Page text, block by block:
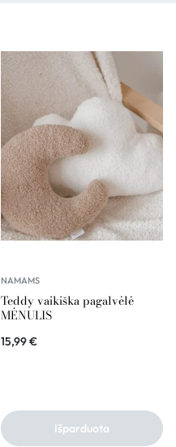
NAMAMS
Teddy vaikiška pagalvėlė
MĖNULIS
15,99€
Išparduota